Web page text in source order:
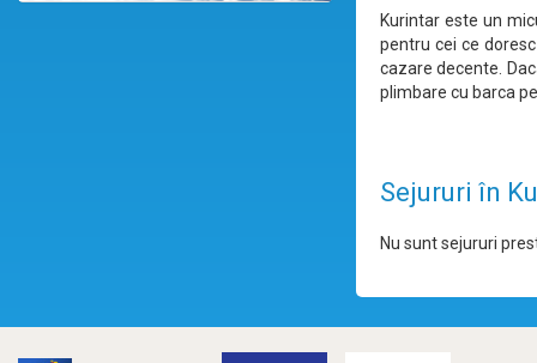
Kurintar este un
pentru cei ce
cazare decente.
plimbare cu barca
Sejururi în
Nu sunt sejururi